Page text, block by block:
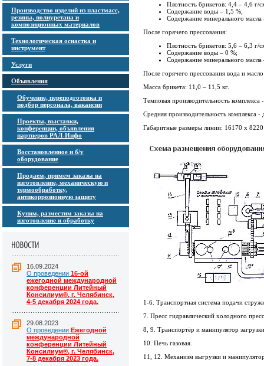
Производство изделий из пластмасс,
резины, полиуретана и
композиционных материалов
Технологическая оснастка и
инструмент
Услуги
Объявления
Обучение, переподготовка и
подбор персонала, вакансии
Проекты, выставки,
конференции, объявления
партнеров РАЛ-Инфо
Восстановленное и б/у
оборудование
Продаем, примем заказы на
изготовление, механическую и
термообработку,
антикоррозионную защиту
Купим, разместим заказы на
изготовление и обработку
16.09.2024
О проведении 16-ой
ежегодной международной
конференции Литейный
Консилиум®, г. Челябинск,
4-5 декабря 2024 года.
29.08.2023
О проведении Ежегодной
международной
конференции Литейный
Консилиум®, г. Челябинск,
7-8 декабря 2023 года.
Плотность брикетов: 4,4 – 4,6 г/
Содержание воды – 1,5 %;
Содержание минерального масла
После горячего прессования:
Плотность брикетов: 5,6 – 6,3 г/
Содержание воды – 0 %;
Содержание минерального масла
После горячего прессования вода и
Масса брикета: 11,0 – 11,5 кг.
Темповая производительность комплекса
Средняя производительность комплекса -
Габаритные размеры линии: 16170 х
1-6. Транспортная система подачи
7. Пресс гидравлический холодного
8, 9. Транспортёр и манипулятор
10. Печь газовая.
11, 12. Механизм выгрузки и